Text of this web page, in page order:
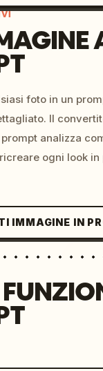
colors,
foto in un
Il
analizza
ogni look in
IMMAGINE IN